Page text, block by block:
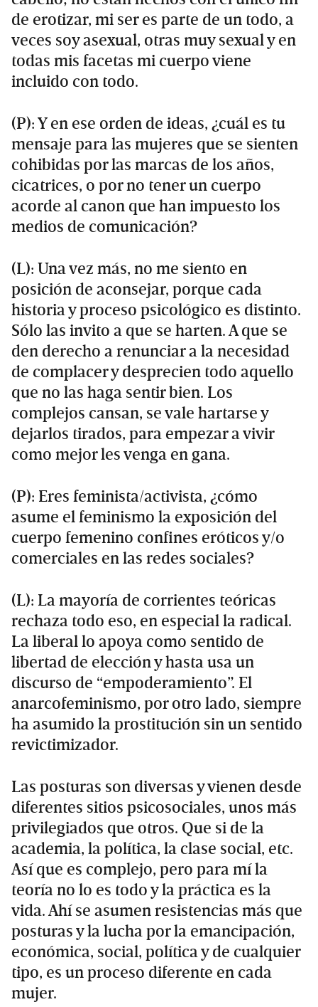
de erotizar, mi ser es parte de un todo, a
veces soy asexual, otras muy sexual y en
todas mis facetas mi cuerpo viene
incluido con todo.
(P): Y en ese orden de ideas, ¿cuál es tu
mensaje para las mujeres que se sienten
cohibidas por las marcas de los años,
cicatrices, o por no tener un cuerpo
acorde al canon que han impuesto los
medios de comunicación?
(L): Una vez más, no me siento en
posición de aconsejar, porque cada
historia y proceso psicológico es distinto.
Sólo las invito a que se harten. A que se
den derecho a renunciar a la necesidad
de complacer y desprecien todo aquello
que no las haga sentir bien. Los
complejos cansan, se vale hartarse y
dejarlos tirados, para empezar a vivir
como mejor les venga en gana.
(P): Eres feminista/activista, ¿cómo
asume el feminismo la exposición del
cuerpo femenino confines eróticos y/o
comerciales en las redes sociales?
(L): La mayoría de corrientes teóricas
rechaza todo eso, en especial la radical.
La liberal lo apoya como sentido de
libertad de elección y hasta usa un
discurso de “empoderamiento”. El
anarcofeminismo, por otro lado, siempre
ha asumido la prostitución sin un sentido
revictimizador.
Las posturas son diversas y vienen desde
diferentes sitios psicosociales, unos más
privilegiados que otros. Que si de la
academia, la política, la clase social, etc.
Así que es complejo, pero para mí la
teoría no lo es todo y la práctica es la
vida. Ahí se asumen resistencias más que
posturas y la lucha por la emancipación,
económica, social, política y de cualquier
tipo, es un proceso diferente en cada
mujer.